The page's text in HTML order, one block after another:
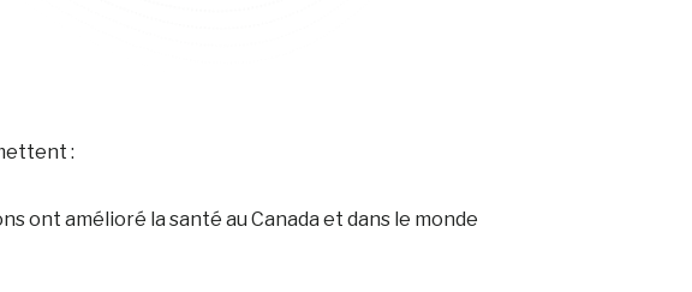
:
ont amélioré la santé au Canada et dans le monde